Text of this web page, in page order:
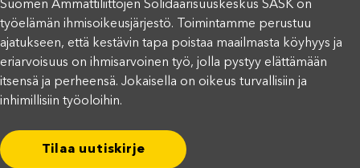
Suomen Ammattiliittojen Solidaarisuuskeskus SASK on
työelämän ihmisoikeusjärjestö. Toimintamme perustuu
ajatukseen, että kestävin tapa poistaa maailmasta köyhyys ja
eriarvoisuus on ihmisarvoinen työ, jolla pystyy elättämään
itsensä ja perheensä. Jokaisella on oikeus turvallisiin ja
inhimillisiin työoloihin.
Tilaa uutiskirje